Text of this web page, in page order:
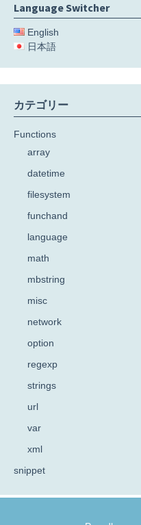
Language Switcher
English
日本語
カテゴリー
Functions
array
datetime
filesystem
funchand
language
math
mbstring
misc
network
option
regexp
strings
url
var
xml
snippet